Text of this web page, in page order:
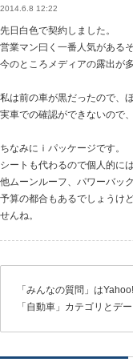
2014.6.8 12:22
先日白色で契約しました。
営業マン曰く一番人気があるそ
今のところメディアの露出が
私は前の車が黒だったので、
実車での確認ができないので
ちなみにｉパッケージです。
シートも代わるので個人的に
他ムーンルーフ、パワーバッ
予算の都合もあるでしょうけ
せんね。
「みんなの質問」は
「自動車」カテゴリとデ